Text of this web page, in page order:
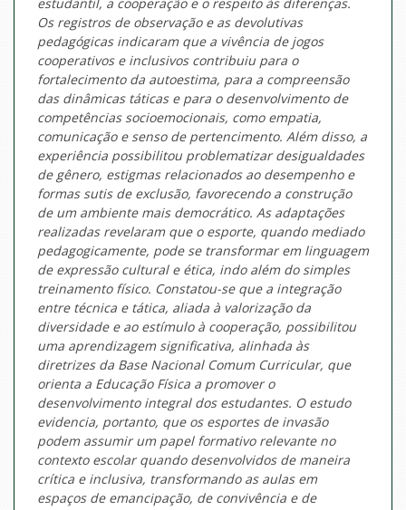
Os registros de observação e as devolutivas
pedagógicas indicaram que a vivência de jogos
cooperativos e inclusivos contribuiu para o
fortalecimento da autoestima, para a compreensão
das dinâmicas táticas e para o desenvolvimento de
competências socioemocionais, como empatia,
comunicação e senso de pertencimento. Além disso, a
experiência possibilitou problematizar desigualdades
de gênero, estigmas relacionados ao desempenho e
formas sutis de exclusão, favorecendo a construção
de um ambiente mais democrático. As adaptações
realizadas revelaram que o esporte, quando mediado
pedagogicamente, pode se transformar em linguagem
de expressão cultural e ética, indo além do simples
treinamento físico. Constatou-se que a integração
entre técnica e tática, aliada à valorização da
diversidade e ao estímulo à cooperação, possibilitou
uma aprendizagem significativa, alinhada às
diretrizes da Base Nacional Comum Curricular, que
orienta a Educação Física a promover o
desenvolvimento integral dos estudantes. O estudo
evidencia, portanto, que os esportes de invasão
podem assumir um papel formativo relevante no
contexto escolar quando desenvolvidos de maneira
crítica e inclusiva, transformando as aulas em
espaços de emancipação, de convivência e de